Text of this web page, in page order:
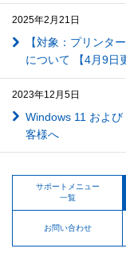
2025年2月21日
【対象：プリンタ
について 【4月9日
2023年12月5日
Windows 11 およ
客様へ
サポートメニュー
一覧
お問い合わせ